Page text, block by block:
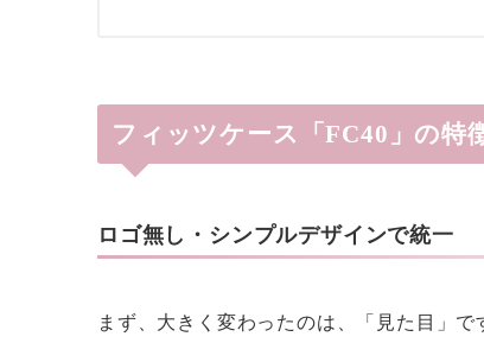
フィッツケース「FC40」の特
ロゴ無し・シンプルデザインで統一
まず、大きく変わったのは、「見た目」で